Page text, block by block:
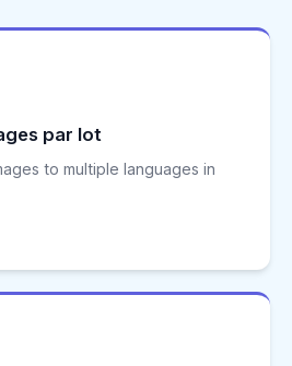
par lot
to multiple languages in